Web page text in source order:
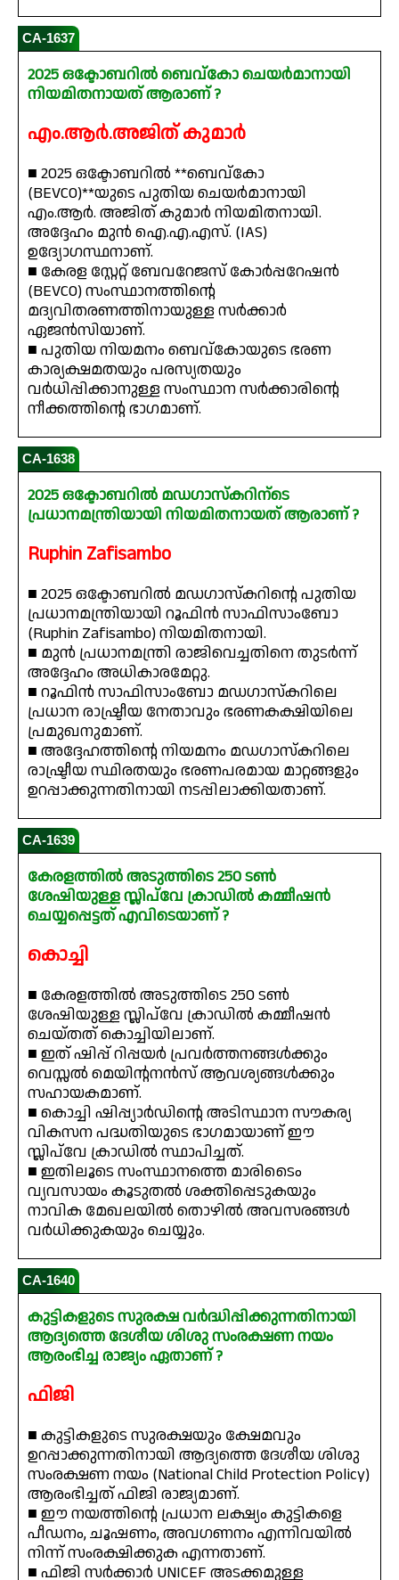
CA-1637
2025 ഒക്ടോബറിൽ ബെവ്‌കോ ചെയർമാനായി
നിയമിതനായത് ആരാണ് ?
എം.ആർ.അജിത് കുമാർ
■ 2025 ഒക്ടോബറിൽ **ബെവ്‌കോ
(BEVCO)**യുടെ പുതിയ ചെയർമാനായി
എം.ആർ. അജിത് കുമാർ നിയമിതനായി.
അദ്ദേഹം മുൻ ഐ.എ.എസ്. (IAS)
ഉദ്യോഗസ്ഥനാണ്.
■ കേരള സ്റ്റേറ്റ് ബേവറേജസ് കോർപ്പറേഷൻ
(BEVCO) സംസ്ഥാനത്തിന്റെ
മദ്യവിതരണത്തിനായുള്ള സർക്കാർ
ഏജൻസിയാണ്.
■ പുതിയ നിയമനം ബെവ്‌കോയുടെ ഭരണ
കാര്യക്ഷമതയും പരസ്യതയും
വർധിപ്പിക്കാനുള്ള സംസ്ഥാന സർക്കാരിന്റെ
നീക്കത്തിന്റെ ഭാഗമാണ്.
CA-1638
2025 ഒക്ടോബറിൽ മഡഗാസ്കറിന്ടെ
പ്രധാനമന്ത്രിയായി നിയമിതനായത് ആരാണ് ?
Ruphin Zafisambo
■ 2025 ഒക്ടോബറിൽ മഡഗാസ്കറിന്റെ പുതിയ
പ്രധാനമന്ത്രിയായി റൂഫിൻ സാഫിസാംബോ
(Ruphin Zafisambo) നിയമിതനായി.
■ മുൻ പ്രധാനമന്ത്രി രാജിവെച്ചതിനെ തുടർന്ന്
അദ്ദേഹം അധികാരമേറ്റു.
■ റൂഫിൻ സാഫിസാംബോ മഡഗാസ്കറിലെ
പ്രധാന രാഷ്ട്രീയ നേതാവും ഭരണകക്ഷിയിലെ
പ്രമുഖനുമാണ്.
■ അദ്ദേഹത്തിന്റെ നിയമനം മഡഗാസ്കറിലെ
രാഷ്ട്രീയ സ്ഥിരതയും ഭരണപരമായ മാറ്റങ്ങളും
ഉറപ്പാക്കുന്നതിനായി നടപ്പിലാക്കിയതാണ്.
CA-1639
കേരളത്തിൽ അടുത്തിടെ 250 ടൺ
ശേഷിയുള്ള സ്ലിപ്‌വേ ക്രാഡിൽ കമ്മീഷൻ
ചെയ്യപ്പെട്ടത് എവിടെയാണ് ?
കൊച്ചി
■ കേരളത്തിൽ അടുത്തിടെ 250 ടൺ
ശേഷിയുള്ള സ്ലിപ്‌വേ ക്രാഡിൽ കമ്മീഷൻ
ചെയ്തത് കൊച്ചിയിലാണ്.
■ ഇത് ഷിപ്പ് റിപ്പയർ പ്രവർത്തനങ്ങൾക്കും
വെസ്സൽ മെയിന്റനൻസ് ആവശ്യങ്ങൾക്കും
സഹായകമാണ്.
■ കൊച്ചി ഷിപ്പ്യാർഡിന്റെ അടിസ്ഥാന സൗകര്യ
വികസന പദ്ധതിയുടെ ഭാഗമായാണ് ഈ
സ്ലിപ്‌വേ ക്രാഡിൽ സ്ഥാപിച്ചത്.
■ ഇതിലൂടെ സംസ്ഥാനത്തെ മാരിടൈം
വ്യവസായം കൂടുതൽ ശക്തിപ്പെടുകയും
നാവിക മേഖലയിൽ തൊഴിൽ അവസരങ്ങൾ
വർധിക്കുകയും ചെയ്യും.
CA-1640
കുട്ടികളുടെ സുരക്ഷ വർദ്ധിപ്പിക്കുന്നതിനായി
ആദ്യത്തെ ദേശീയ ശിശു സംരക്ഷണ നയം
ആരംഭിച്ച രാജ്യം ഏതാണ് ?
ഫിജി
■ കുട്ടികളുടെ സുരക്ഷയും ക്ഷേമവും
ഉറപ്പാക്കുന്നതിനായി ആദ്യത്തെ ദേശീയ ശിശു
സംരക്ഷണ നയം (National Child Protection Policy)
ആരംഭിച്ചത് ഫിജി രാജ്യമാണ്.
■ ഈ നയത്തിന്റെ പ്രധാന ലക്ഷ്യം കുട്ടികളെ
പീഡനം, ചൂഷണം, അവഗണനം എന്നിവയിൽ
നിന്ന് സംരക്ഷിക്കുക എന്നതാണ്.
■ ഫിജി സർക്കാർ UNICEF അടക്കമുള്ള